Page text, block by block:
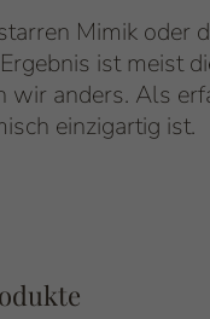
Mimik oder
ist meist
wir anders. Als
einzigartig ist.